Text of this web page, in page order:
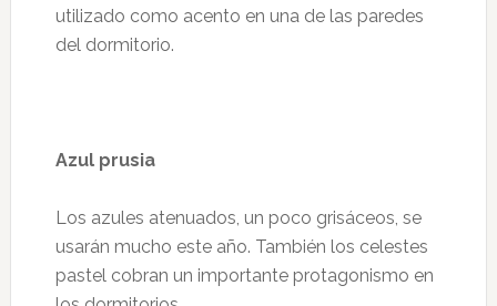
utilizado como acento en una de las paredes
del dormitorio.
Azul prusia
Los azules atenuados, un poco grisáceos, se
usarán mucho este año. También los celestes
pastel cobran un importante protagonismo en